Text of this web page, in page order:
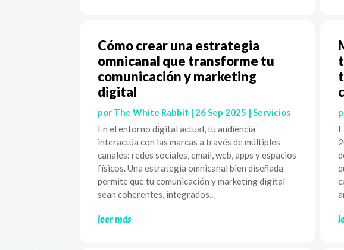
Cómo crear una estrategia
omnicanal que transforme tu
comunicación y marketing
digital
por The White Rabbit | 26 Sep 2025 |Servicios
En el entorno digital actual, tu audiencia
interactúa con las marcas a través de múltiples
canales: redes sociales, email, web, apps y espacios
físicos. Una estrategia omnicanal bien diseñada
permite que tu comunicación y marketing digital
sean coherentes, integrados...
leer más